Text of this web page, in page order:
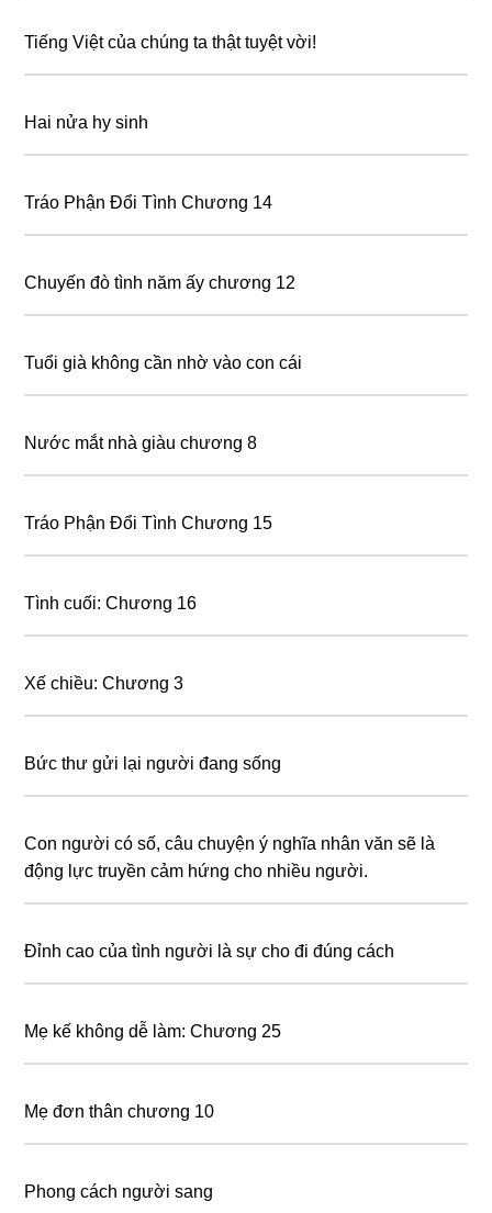
Tiếng Việt của chúng ta thật tuyệt vời!
Hai nửa hy sinh
Tráo Phận Đổi Tình Chương 14
Chuyến đò tình năm ấy chương 12
Tuổi già không cần nhờ vào con cái
Nước mắt nhà giàu chương 8
Tráo Phận Đổi Tình Chương 15
Tình cuối: Chương 16
Xế chiều: Chương 3
Bức thư gửi lại người đang sống
Con người có số, câu chuyện ý nghĩa nhân văn sẽ là
động lực truyền cảm hứng cho nhiều người.
Đỉnh cao của tình người là sự cho đi đúng cách
Mẹ kế không dễ làm: Chương 25
Mẹ đơn thân chương 10
Phong cách người sang